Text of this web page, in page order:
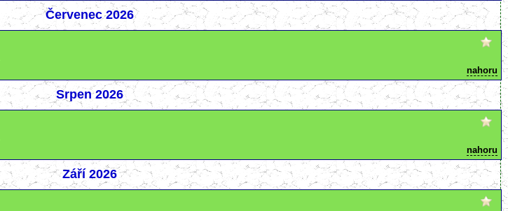
Červenec 2026
nahoru
Srpen 2026
nahoru
Září 2026